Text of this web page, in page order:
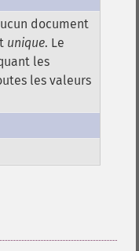
document
unique. Le
les
les valeurs